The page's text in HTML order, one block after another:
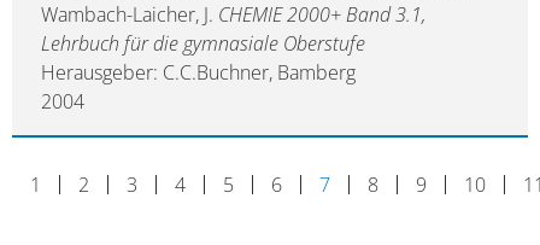
Wambach-Laicher, J. CHEMIE 2000+ Band 3.1,
Lehrbuch für die gymnasiale Oberstufe
Herausgeber: C.C.Buchner, Bamberg
2004
1 2 3 4 5 6 7 8 9 10